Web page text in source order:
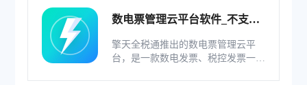
数电票管理云平台软件_不支持
擎天全税通推出的数电票管理云平
台，是一款数电发票、税控发票一体